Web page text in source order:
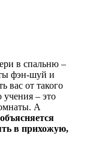
в спальню –
фэн-шуй и
вас от такого
учения – это
А
в прихожую,